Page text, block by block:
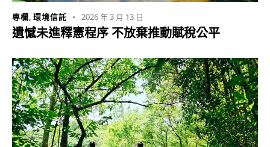
專欄 ,環境信託 2026 年 3 月 13 日
遺憾未進釋憲程序 不放棄推動賦稅公平